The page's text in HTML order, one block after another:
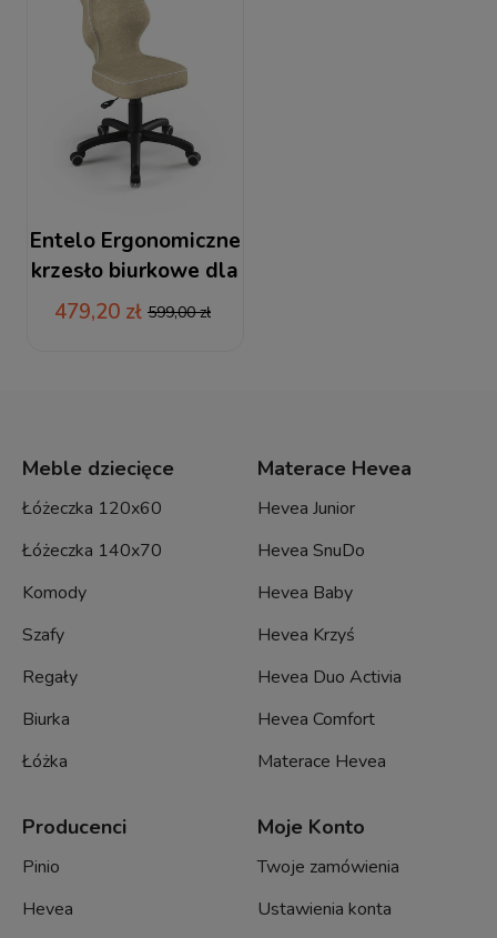
Entelo Ergonomiczne
krzesło biurkowe dla
dzieci Petit beżowy
479,20 zł 599,00 zł
Meble dziecięce
Łóżeczka 120x60
Łóżeczka 140x70
Komody
Szafy
Regały
Biurka
Łóżka
Materace Hevea
Hevea Junior
Hevea SnuDo
Hevea Baby
Hevea Krzyś
Hevea Duo Activia
Hevea Comfort
Materace Hevea
Producenci
Pinio
Hevea
Moje Konto
Twoje zamówienia
Ustawienia konta